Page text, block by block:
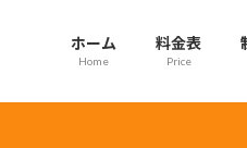
ホーム
Home
料金表
Price